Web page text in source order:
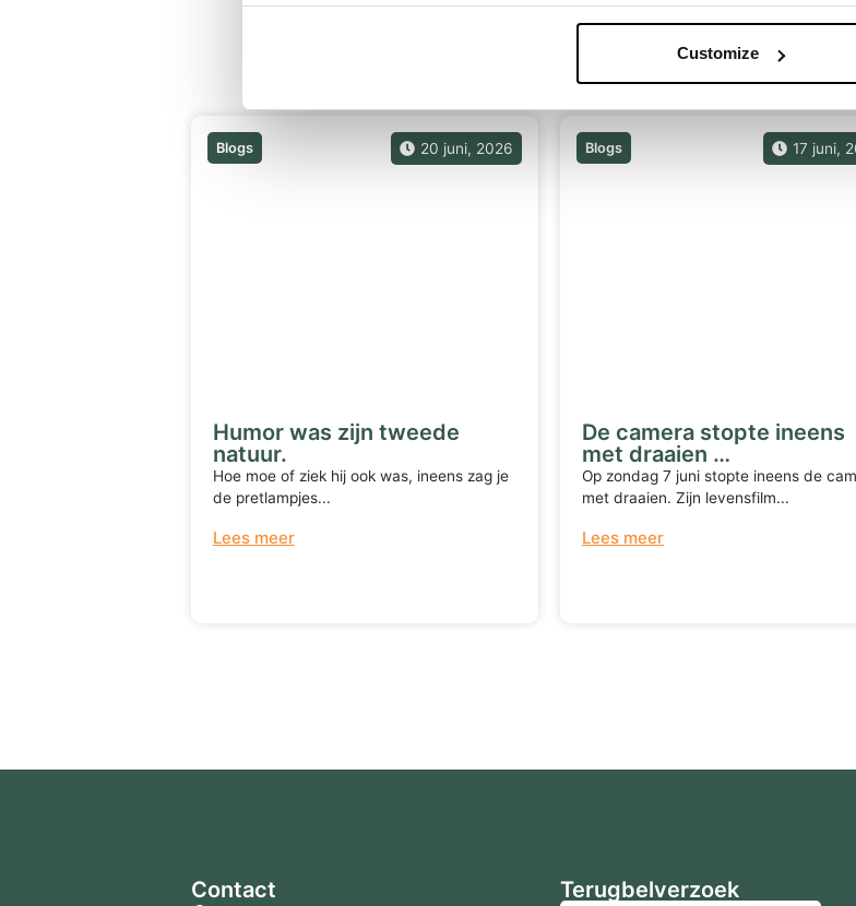
Customize
20 juni, 2026
Blogs
Humor was zijn tweede
natuur.
Hoe moe of ziek hij ook was, ineens zag je
de pretlampjes...
Lees meer
17 juni,
Blogs
De camera stopte ineens
met draaien …
Op zondag 7 juni stopte ineens de
met draaien. Zijn levensfilm...
Lees meer
Contact Terugbelverzoek